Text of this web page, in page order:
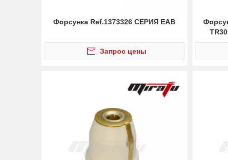
Форсунка Ref.1373326 СЕРИЯ EAB
Запрос цены